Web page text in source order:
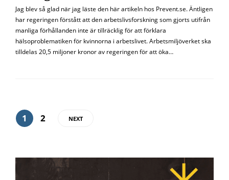
Jag blev så glad när jag läste den här artikeln hos Prevent.se. Äntligen
har regeringen förstått att den arbetslivsforskning som gjorts utifrån
manliga förhållanden inte är tillräcklig för att förklara
hälsoproblematiken för kvinnorna i arbetslivet. Arbetsmiljöverket ska
tilldelas 20,5 miljoner kronor av regeringen för att öka…
1 2 NEXT